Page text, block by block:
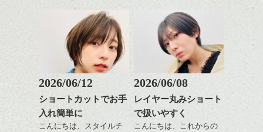
http://www.drop-nicedreams.com/2015/01/post-431-1069679.html
ちょっとだけ変わった感じのショートで
す。
カラーと長さのバランスでさじ加減もでき
ます。
普通に洒落てます。この感じ、
も出しやすくていろいろ
おすすめですね。
前髪もやや重めにカット
してラインを強調するの
す、
目元が引き締まった印象
に。
そんなショートカット。
軽めの前髪で透け感を演
出できるので、
この時期とてもおすすめ
2026/06/12
ショートカットでお手
入れ簡単に
こんにちは、スタイルチ
2026/06/08
レイヤー丸みショート
で扱いやすく
こんにちは、これからの